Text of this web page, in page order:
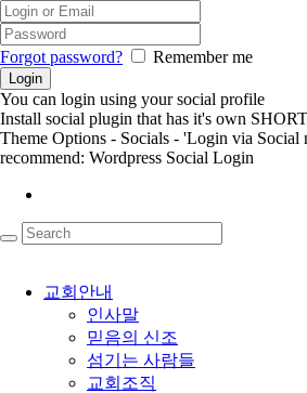
Forgot password? Remember me
You can login using your social profile
Install social plugin that has it's own
Theme Options - Socials - 'Login via Social
recommend: Wordpress Social Login
교회안내
인사말
믿음의 신조
섬기는 사람들
교회조직